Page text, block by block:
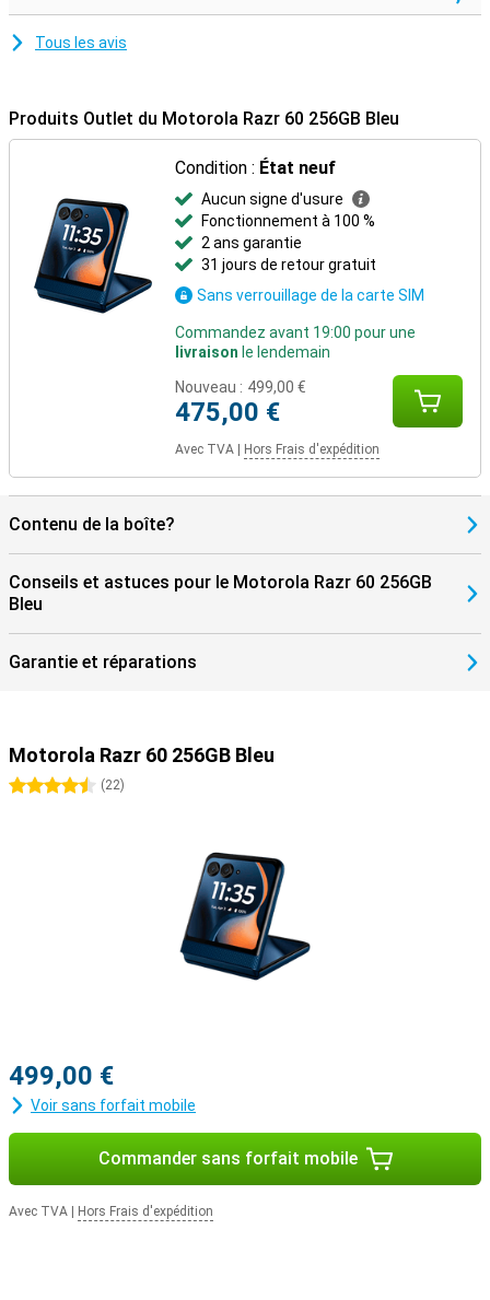
Tous les avis
Produits Outlet du Motorola Razr 60 256GB Bleu
Condition : État neuf
Aucun signe d'usure
Fonctionnement à 100 %
2 ans garantie
31 jours de retour gratuit
Sans verrouillage de la carte SIM
Commandez avant 19:00 pour une
livraison le lendemain
Nouveau : 499,00 €
475,00 €
Avec TVA Hors Frais d'expédition
Contenu de la boîte?
Conseils et astuces pour le Motorola Razr 60 256GB
Bleu
Garantie et réparations
Motorola Razr 60 256GB Bleu
4.5 étoiles
(22)
499,00 €
Voir sans forfait mobile
Commander sans forfait mobile
Avec TVA Hors Frais d'expédition